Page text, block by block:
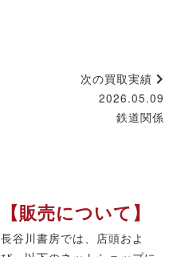
次の買取実績
2026.05.09
鉄道関係
【販売について】
長谷川書房では、店頭およ